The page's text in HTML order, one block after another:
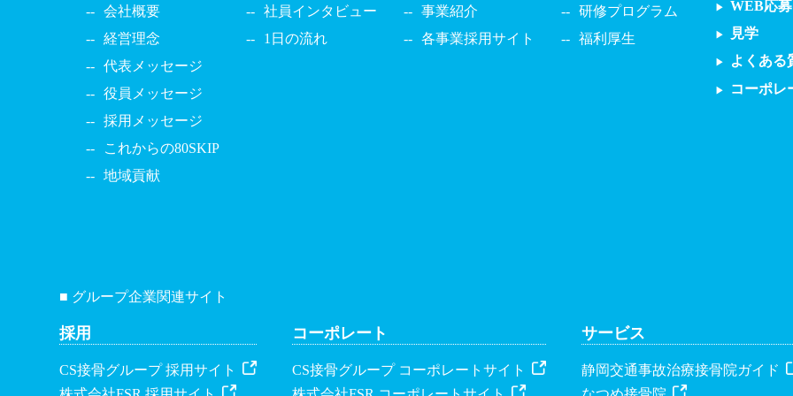
会社概要
経営理念
代表メッセージ
役員メッセージ
採用メッセージ
これからの80SKIP
地域貢献
社員インタビュー
1日の流れ
事業紹介
各事業採用サイト
研修プログラム
福利厚生
WEB応募
見学
よくある
コーポレ
■ グループ企業関連サイト
採用
CS接骨グループ 採用サイト
コーポレート
CS接骨グループ コーポレートサイト
サービス
静岡交通事故治療接骨院ガイド